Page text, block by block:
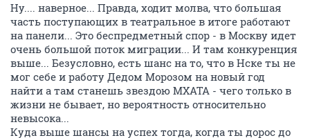
Ну.... наверное... Правда, ходит молва, что большая
часть поступающих в театральное в итоге работают
на панели... Это беспредметный спор - в Москву идет
очень большой поток миграции... И там конкуренция
выше... Безусловно, есть шанс на то, что в Нске ты не
мог себе и работу Дедом Морозом на новый год
найти а там станешь звездою МХАТА - чего только в
жизни не бывает, но вероятность относительно
невысока...
Куда выше шансы на успех тогда, когда ты дорос до